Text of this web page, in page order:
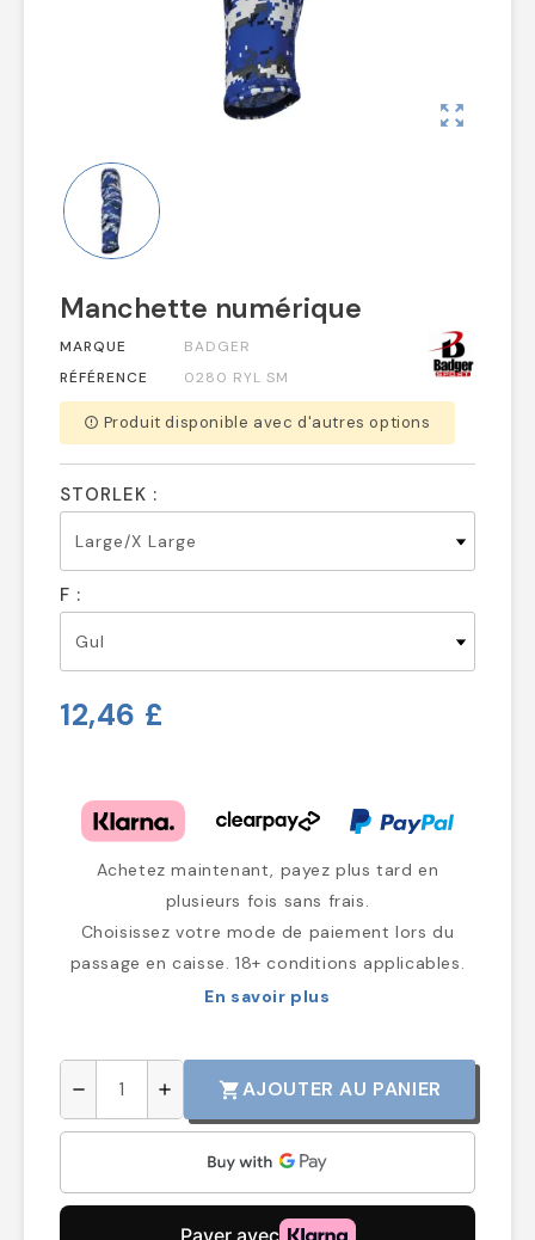
zoom_out_map
Manchette numérique
MARQUE
BADGER
RÉFÉRENCE
0280 RYL SM
error_outline Produit disponible avec d'autres options
STORLEK :
F :
12,46 £
Achetez maintenant, payez plus tard en
plusieurs fois sans frais.
Choisissez votre mode de paiement lors du
passage en caisse. 18+ conditions applicables.
En savoir plus
remove add shopping_cartAJOUTER AU PANIER